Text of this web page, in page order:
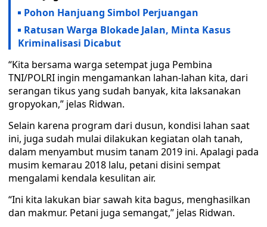
Pohon Hanjuang Simbol Perjuangan
Ratusan Warga Blokade Jalan, Minta Kasus
Kriminalisasi Dicabut
“Kita bersama warga setempat juga Pembina
TNI/POLRI ingin mengamankan lahan-lahan kita, dari
serangan tikus yang sudah banyak, kita laksanakan
gropyokan,” jelas Ridwan.
Selain karena program dari dusun, kondisi lahan saat
ini, juga sudah mulai dilakukan kegiatan olah tanah,
dalam menyambut musim tanam 2019 ini. Apalagi pada
musim kemarau 2018 lalu, petani disini sempat
mengalami kendala kesulitan air.
“Ini kita lakukan biar sawah kita bagus, menghasilkan
dan makmur. Petani juga semangat,” jelas Ridwan.